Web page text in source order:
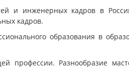
и инженерных кадров в
кадров.
образования в
профессии. Разнообразие